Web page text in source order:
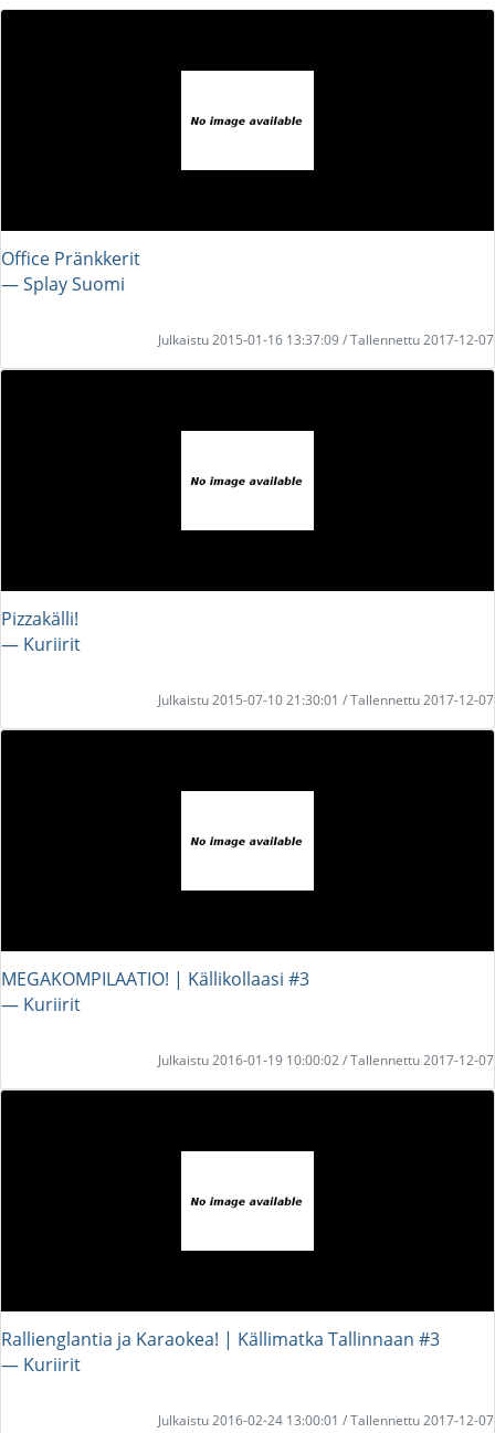
Office Pränkkerit
― Splay Suomi
Julkaistu 2015-01-16 13:37:09 / Tallennettu 2017-12-07
Pizzakälli!
― Kuriirit
Julkaistu 2015-07-10 21:30:01 / Tallennettu 2017-12-07
MEGAKOMPILAATIO! | Källikollaasi #3
― Kuriirit
Julkaistu 2016-01-19 10:00:02 / Tallennettu 2017-12-07
Rallienglantia ja Karaokea! | Källimatka Tallinnaan #3
― Kuriirit
Julkaistu 2016-02-24 13:00:01 / Tallennettu 2017-12-07